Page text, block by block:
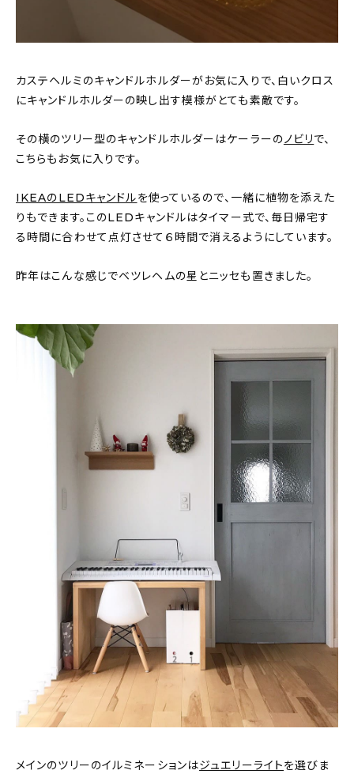
カステヘルミのキャンドルホルダーがお気に入りで、白いクロス
にキャンドルホルダーの映し出す模様がとても素敵です。
その横のツリー型のキャンドルホルダーはケーラーのノビリで、
こちらもお気に入りです。
IKEAのLEDキャンドルを使っているので、一緒に植物を添えた
りもできます。このLEDキャンドルはタイマー式で、毎日帰宅す
る時間に合わせて点灯させて６時間で消えるようにしています。
昨年はこんな感じでベツレヘムの星とニッセも置きました。
メインのツリーのイルミネーションはジュエリーライトを選びま